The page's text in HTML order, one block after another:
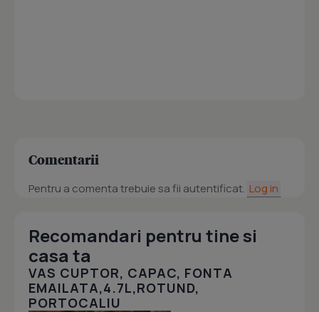
Comentarii
Pentru a comenta trebuie sa fii autentificat. Log in
Recomandari pentru tine si
casa ta
VAS CUPTOR, CAPAC, FONTA
EMAILATA,4.7L,ROTUND,
PORTOCALIU